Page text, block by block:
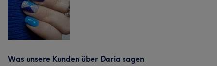
Was unsere Kunden über Daria sagen